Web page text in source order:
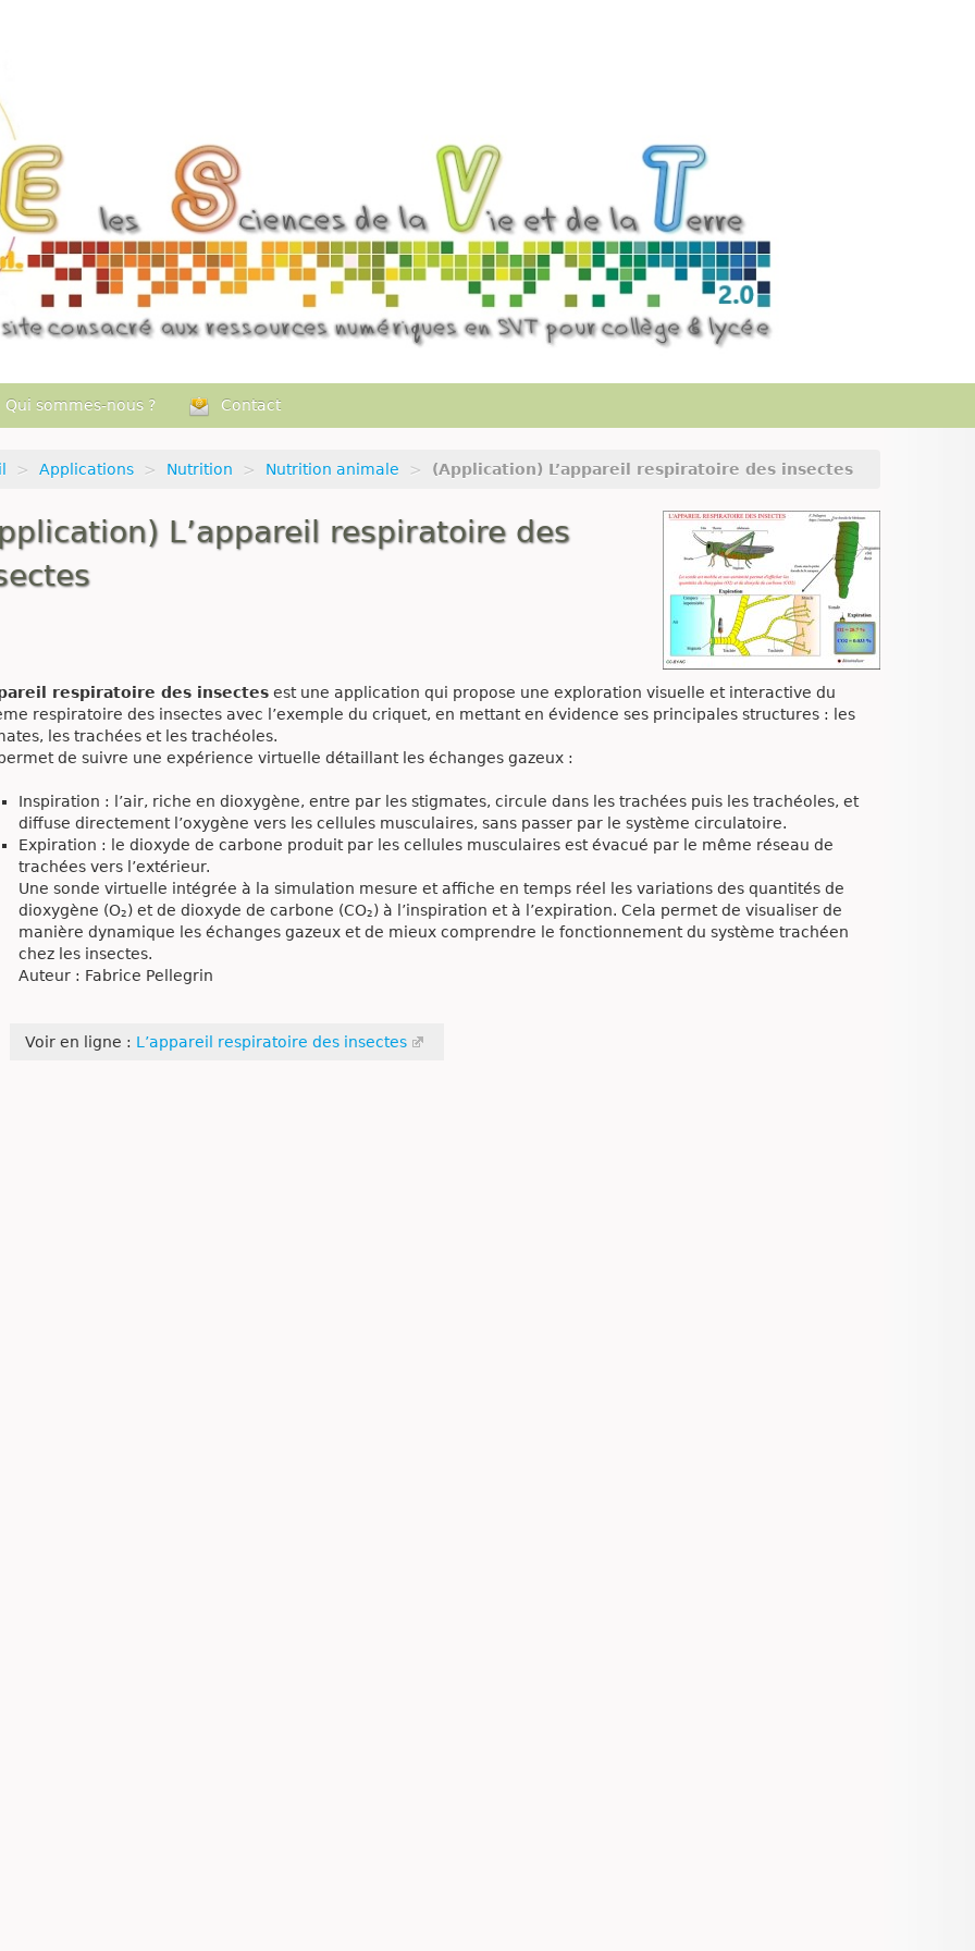
Qui sommes-nous ? Contact
> Applications > Nutrition > Nutrition animale > (Application) L’appareil respiratoire des insectes
L’appareil respiratoire des
respiratoire des insectes est une application qui propose une exploration visuelle et interactive du
respiratoire des insectes avec l’exemple du criquet, en mettant en évidence ses principales structures : les
les trachées et les trachéoles.
de suivre une expérience virtuelle détaillant les échanges gazeux :
Inspiration : l’air, riche en dioxygène, entre par les stigmates, circule dans les trachées puis les trachéoles, et
diffuse directement l’oxygène vers les cellules musculaires, sans passer par le système circulatoire.
Expiration : le dioxyde de carbone produit par les cellules musculaires est évacué par le même réseau de
trachées vers l’extérieur.
Une sonde virtuelle intégrée à la simulation mesure et affiche en temps réel les variations des quantités de
dioxygène (O₂) et de dioxyde de carbone (CO₂) à l’inspiration et à l’expiration. Cela permet de visualiser de
manière dynamique les échanges gazeux et de mieux comprendre le fonctionnement du système trachéen
chez les insectes.
Auteur : Fabrice Pellegrin
Voir en ligne : L’appareil respiratoire des insectes